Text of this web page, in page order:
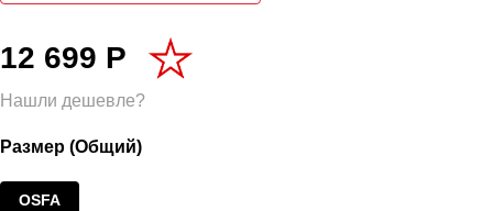
12 699 Р
Нашли дешевле?
Размер (Общий)
OSFA